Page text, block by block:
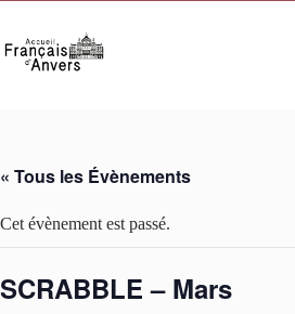
contenu
« Tous les Évènements
Cet évènement est passé.
SCRABBLE – Mars